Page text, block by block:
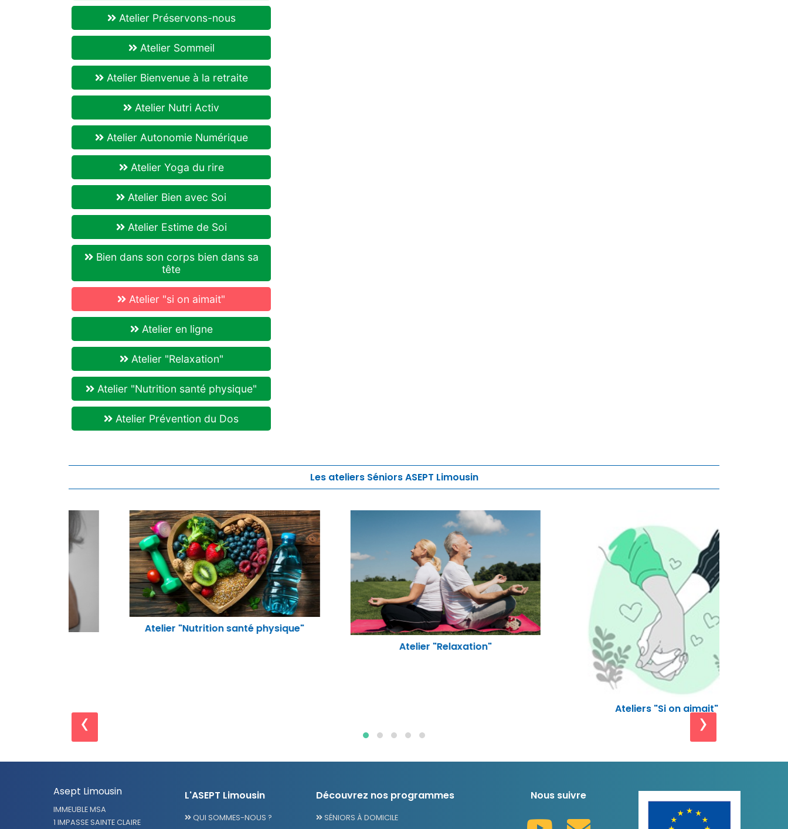
Atelier Préservons-nous
Atelier Sommeil
Atelier Bienvenue à la retraite
Atelier Nutri Activ
Atelier Autonomie Numérique
Atelier Yoga du rire
Atelier Bien avec Soi
Atelier Estime de Soi
Bien dans son corps bien dans sa
tête
Atelier "si on aimait"
Atelier en ligne
Atelier "Relaxation"
Atelier "Nutrition santé physique"
Atelier Prévention du Dos
Les ateliers Séniors ASEPT Limousin
Atelier "Nutrition santé physique"
Atelier "Relaxation"
Ateliers "Si on aimait"
‹ ›
Asept Limousin
IMMEUBLE MSA
1 IMPASSE SAINTE CLAIRE
L'ASEPT Limousin
QUI SOMMES-NOUS ?
Découvrez nos programmes
SÉNIORS À DOMICILE
Nous suivre